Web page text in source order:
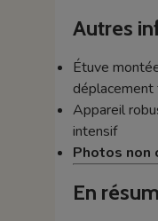
Autres
Étuve
déplacement
Appareil
intensif
Photos
En